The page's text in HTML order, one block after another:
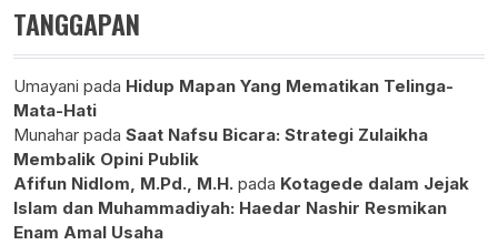
TANGGAPAN
Umayani pada Hidup Mapan Yang Mematikan Telinga-
Mata-Hati
Munahar pada Saat Nafsu Bicara: Strategi Zulaikha
Membalik Opini Publik
Afifun Nidlom, M.Pd., M.H. pada Kotagede dalam Jejak
Islam dan Muhammadiyah: Haedar Nashir Resmikan
Enam Amal Usaha